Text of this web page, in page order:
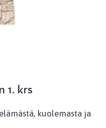
1. krs
kuolemasta ja